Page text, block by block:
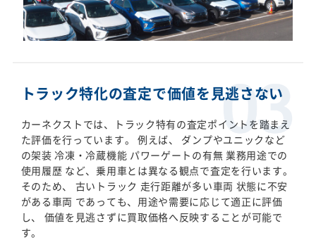
トラック特化の査定で価値を見逃さない
カーネクストでは、トラック特有の査定ポイントを踏まえ
た評価を行っています。 例えば、 ダンプやユニックなど
の架装 冷凍・冷蔵機能 パワーゲートの有無 業務用途での
使用履歴 など、乗用車とは異なる観点で査定を行います。
そのため、 古いトラック 走行距離が多い車両 状態に不安
がある車両 であっても、用途や需要に応じて適正に評価
し、 価値を見逃さずに買取価格へ反映することが可能で
す。